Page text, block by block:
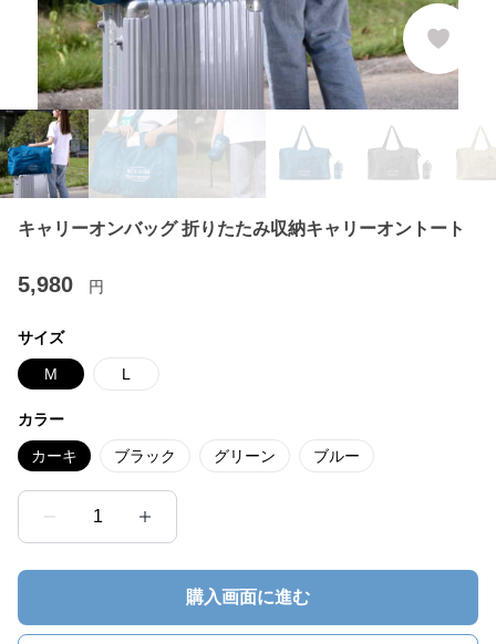
キャリーオンバッグ 折りたたみ収納キャリーオントート
5,980 円
サイズ
M L
カラー
カーキ ブラック グリーン ブルー
1
購入画面に進む